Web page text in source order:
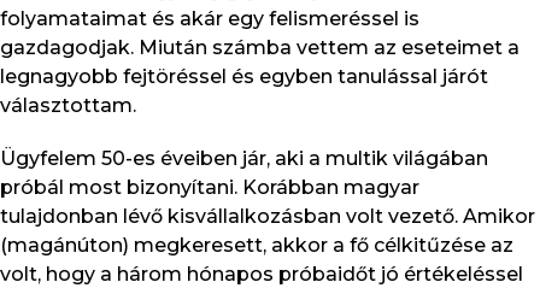
folyamataimat és akár egy felismeréssel is
gazdagodjak. Miután számba vettem az eseteimet a
legnagyobb fejtöréssel és egyben tanulással járót
választottam.
Ügyfelem 50-es éveiben jár, aki a multik világában
próbál most bizonyítani. Korábban magyar
tulajdonban lévő kisvállalkozásban volt vezető. Amikor
(magánúton) megkeresett, akkor a fő célkitűzése az
volt, hogy a három hónapos próbaidőt jó értékeléssel